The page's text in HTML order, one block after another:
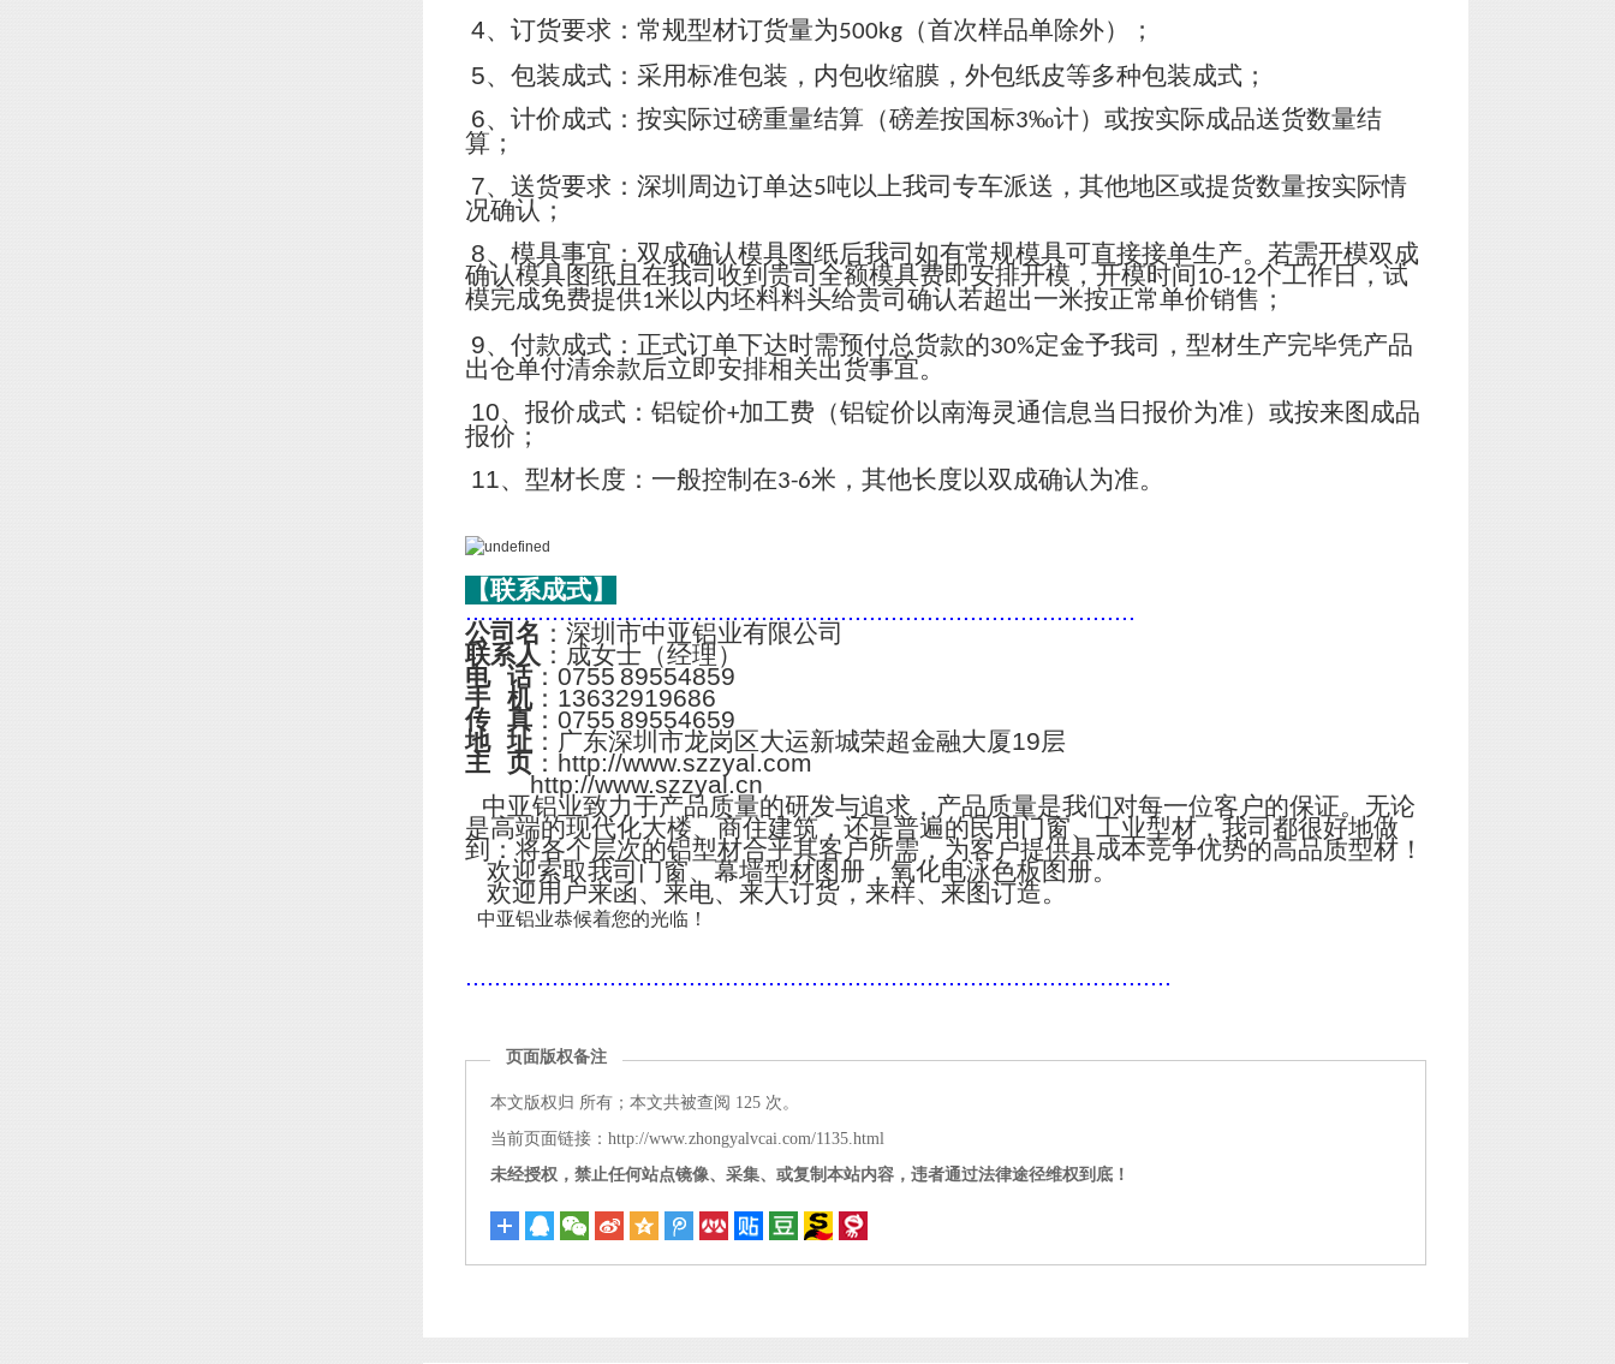
4、订货要求：常规型材订货量为500kg（首次样品单除外）；
5、包装成式：采用标准包装，内包收缩膜，外包纸皮等多种包装成式；
6、计价成式：按实际过磅重量结算（磅差按国标3‰计）或按实际成品送货数量结
算；
7、送货要求：深圳周边订单达5吨以上我司专车派送，其他地区或提货数量按实际情
况确认；
8、模具事宜：双成确认模具图纸后我司如有常规模具可直接接单生产。若需开模双成
确认模具图纸且在我司收到贵司全额模具费即安排开模，开模时间10-12个工作日，试
模完成免费提供1米以内坯料料头给贵司确认若超出一米按正常单价销售；
9、付款成式：正式订单下达时需预付总货款的30%定金予我司，型材生产完毕凭产品
出仓单付清余款后立即安排相关出货事宜。
10、报价成式：铝锭价+加工费（铝锭价以南海灵通信息当日报价为准）或按来图成品
报价；
11、型材长度：一般控制在3-6米，其他长度以双成确认为准。
【联系成式】
.............................................................................................
公司名 ：深圳市中亚铝业有限公司
联系人 ：成女士（经理）
电 话：0755 89554859
手 机：13632919686
传 真：0755 89554659
地 址：广东深圳市龙岗区大运新城荣超金融大厦19层
主 页：http://www.szzyal.com
http://www.szzyal.cn
中亚铝业致力于产品质量的研发与追求，产品质量是我们对每一位客户的保证。无论
是高端的现代化大楼、商住建筑，还是普遍的民用门窗、工业型材，我司都很好地做
到：将各个层次的铝型材合乎其客户所需，为客户提供具成本竞争优势的高品质型材！
欢迎索取我司门窗、幕墙型材图册，氧化电泳色板图册。
欢迎用户来函、来电、来人订货，来样、来图订造。
中亚铝业恭候着您的光临！
..................................................................................................
页面版权备注
本文版权归 所有；本文共被查阅 125 次。
当前页面链接：http://www.zhongyalvcai.com/1135.html
未经授权，禁止任何站点镜像、采集、或复制本站内容，违者通过法律途径维权到底！